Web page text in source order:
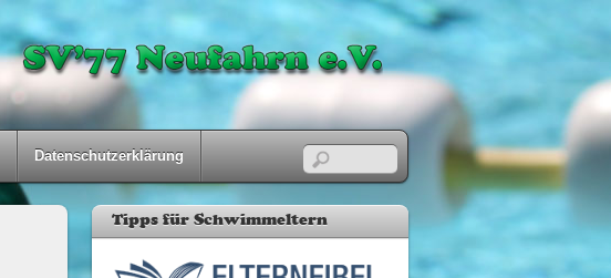
Datenschutzerklärung
Tipps für Schwimmeltern